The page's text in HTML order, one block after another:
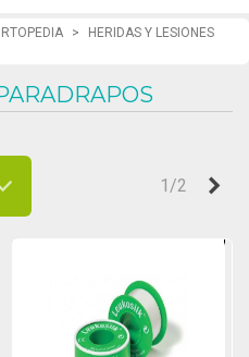
>
HERIDAS Y LESIONES
1/2